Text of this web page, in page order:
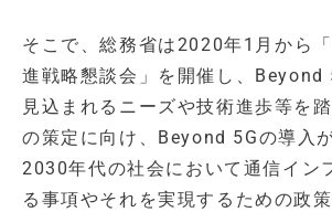
そこで、総務省は2020年1月から
進戦略懇談会」を開催し、Beyond
見込まれるニーズや技術進歩等を
の策定に向け、Beyond 5Gの導入
2030年代の社会において通信イン
る事項やそれを実現するための政